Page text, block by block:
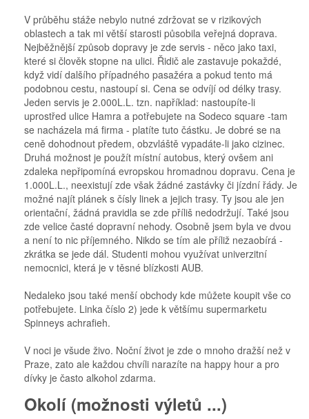
V průběhu stáže nebylo nutné zdržovat se v rizikových
oblastech a tak mi větší starosti působila veřejná doprava.
Nejběžnější způsob dopravy je zde servis - něco jako taxi,
které si člověk stopne na ulici. Řidič ale zastavuje pokaždé,
když vidí dalšího případného pasažéra a pokud tento má
podobnou cestu, nastoupí si. Cena se odvíjí od délky trasy.
Jeden servis je 2.000L.L. tzn. například: nastoupíte-li
uprostřed ulice Hamra a potřebujete na Sodeco square -tam
se nacházela má firma - platíte tuto částku. Je dobré se na
ceně dohodnout předem, obzvláště vypadáte-li jako cizinec.
Druhá možnost je použít místní autobus, který ovšem ani
zdaleka nepřipomíná evropskou hromadnou dopravu. Cena je
1.000L.L., neexistují zde však žádné zastávky či jízdní řády. Je
možné najít plánek s čísly linek a jejich trasy. Ty jsou ale jen
orientační, žádná pravidla se zde příliš nedodržují. Také jsou
zde velice časté dopravní nehody. Osobně jsem byla ve dvou
a není to nic příjemného. Nikdo se tím ale příliž nezaobírá -
zkrátka se jede dál. Studenti mohou využívat univerzitní
nemocnici, která je v těsné blízkosti AUB.
Nedaleko jsou také menší obchody kde můžete koupit vše co
potřebujete. Linka číslo 2) jede k většímu supermarketu
Spinneys achrafieh.
V noci je všude živo. Noční život je zde o mnoho dražší než v
Praze, zato ale každou chvíli narazíte na happy hour a pro
dívky je často alkohol zdarma.
Okolí (možnosti výletů ...)